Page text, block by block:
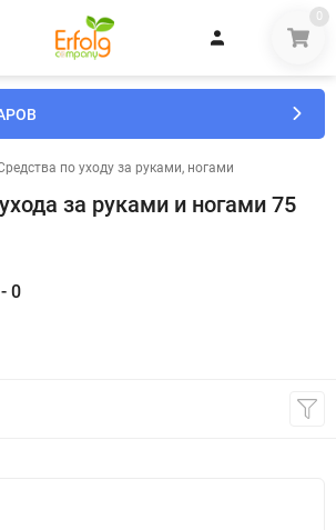
0
по уходу за руками, ногами
за руками и ногами 75
0